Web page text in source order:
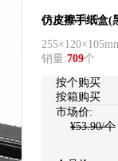
CURTA科得
仿皮擦手纸盒(
销量:709个
按个购买
按箱购买
市场价:
¥53.90/个